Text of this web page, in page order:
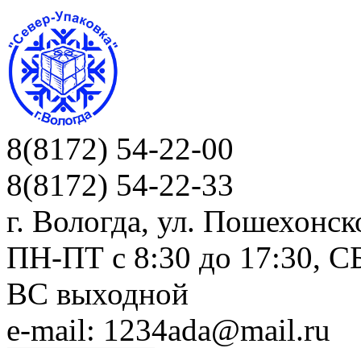
8(8172) 54-22-00
8(8172) 54-22-33
г. Вологда, ул.
ПН-ПТ c 8:30 до 17:30,
ВС выходной
e-mail: 1234ada@mail.ru